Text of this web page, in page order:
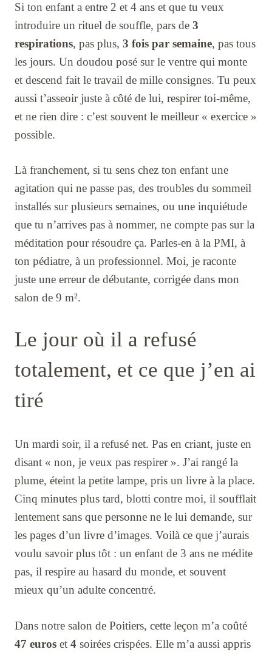
Si ton enfant a entre 2 et 4 ans et que tu veux
introduire un rituel de souffle, pars de 3
respirations, pas plus, 3 fois par semaine, pas tous
les jours. Un doudou posé sur le ventre qui monte
et descend fait le travail de mille consignes. Tu peux
aussi t’asseoir juste à côté de lui, respirer toi-même,
et ne rien dire : c’est souvent le meilleur « exercice »
possible.
Là franchement, si tu sens chez ton enfant une
agitation qui ne passe pas, des troubles du sommeil
installés sur plusieurs semaines, ou une inquiétude
que tu n’arrives pas à nommer, ne compte pas sur la
méditation pour résoudre ça. Parles-en à la PMI, à
ton pédiatre, à un professionnel. Moi, je raconte
juste une erreur de débutante, corrigée dans mon
salon de 9 m².
Le jour où il a refusé
totalement, et ce que j’en ai
tiré
Un mardi soir, il a refusé net. Pas en criant, juste en
disant « non, je veux pas respirer ». J’ai rangé la
plume, éteint la petite lampe, pris un livre à la place.
Cinq minutes plus tard, blotti contre moi, il soufflait
lentement sans que personne ne le lui demande, sur
les pages d’un livre d’images. Voilà ce que j’aurais
voulu savoir plus tôt : un enfant de 3 ans ne médite
pas, il respire au hasard du monde, et souvent
mieux qu’un adulte concentré.
Dans notre salon de Poitiers, cette leçon m’a coûté
47 euros et 4 soirées crispées. Elle m’a aussi appris